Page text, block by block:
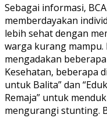
Sebagai informasi,
memberdayakan
lebih sehat dengan
warga kurang mampu.
mengadakan
Kesehatan, beberapa
untuk Balita” dan
Remaja” untuk
mengurangi stunting.